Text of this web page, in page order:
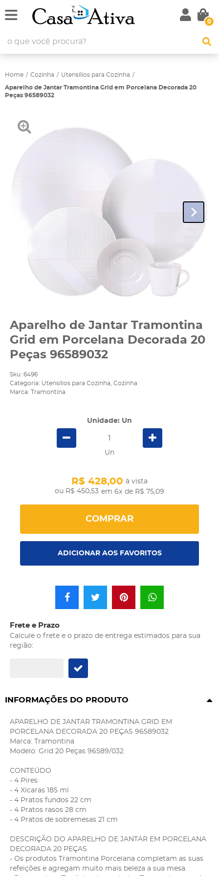
0
Home Cozinha Utensílios para Cozinha
Aparelho de Jantar Tramontina Grid em Porcelana Decorada 20
Peças 96589032
Aparelho de Jantar Tramontina
Grid em Porcelana Decorada 20
Peças 96589032
Sku: 6496
Categoria: Utensílios para Cozinha Cozinha
Marca:
Tramontina
Unidade: Un
Un
R$ 450,53
R$ 428,00 à vista
em 6x de R$ 75,09
COMPRAR
ADICIONAR AOS FAVORITOS
Frete e Prazo
Calcule o frete e o prazo de entrega estimados para sua
região:
INFORMAÇÕES DO PRODUTO
APARELHO DE JANTAR TRAMONTINA GRID EM
PORCELANA DECORADA 20 PEÇAS 96589032
Marca: Tramontina
Modelo: Grid 20 Peças 96589/032
CONTEÚDO
- 4 Pires
- 4 Xícaras 185 ml
- 4 Pratos fundos 22 cm
- 4 Pratos rasos 28 cm
- 4 Pratos de sobremesas 21 cm
DESCRIÇÃO DO APARELHO DE JANTAR EM PORCELANA
DECORADA 20 PEÇAS
- Os produtos Tramontina Porcelana completam as suas
refeições e agregam muito mais beleza a sua mesa.